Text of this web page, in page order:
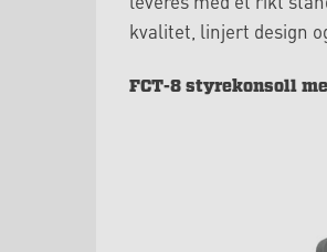
kvalitet, linjert design
FCT-8 styrekonsoll